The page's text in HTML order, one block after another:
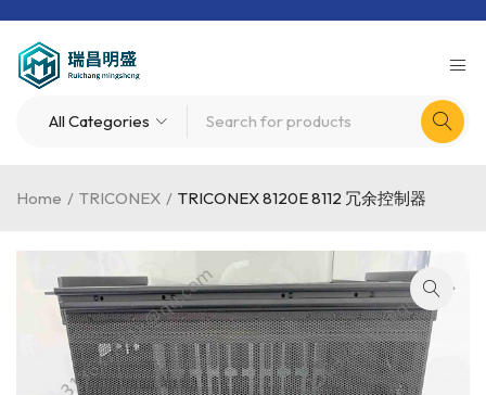
Home / TRICONEX / TRICONEX 8120E 8112 冗余控制器